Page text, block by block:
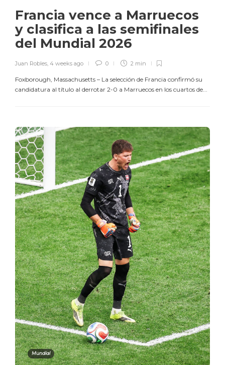
Francia vence a Marruecos
y clasifica a las semifinales
del Mundial 2026
Juan Robles, 4 weeks ago 0 2 min
Foxborough, Massachusetts – La selección de Francia confirmó su
candidatura al título al derrotar 2-0 a Marruecos en los cuartos de...
Mundial